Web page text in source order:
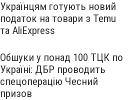
Українцям готують новий
податок на товари з Temu
та AliExpress
Обшуки у понад 100 ТЦК по
Україні: ДБР проводить
спецоперацію Чесний
призов